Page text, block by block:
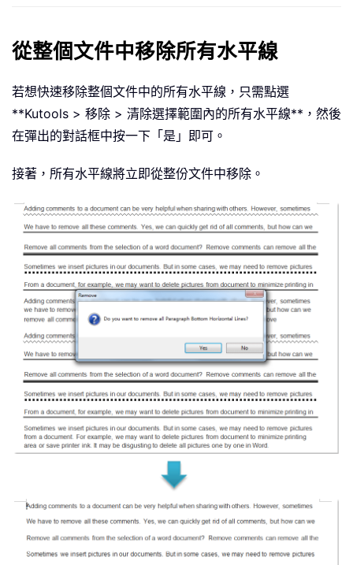
從整個文件中移除所有水平線
若想快速移除整個文件中的所有水平線，只需點選
**Kutools > 移除 > 清除選擇範圍內的所有水平線**，然後
在彈出的對話框中按一下「是」即可。
接著，所有水平線將立即從整份文件中移除。